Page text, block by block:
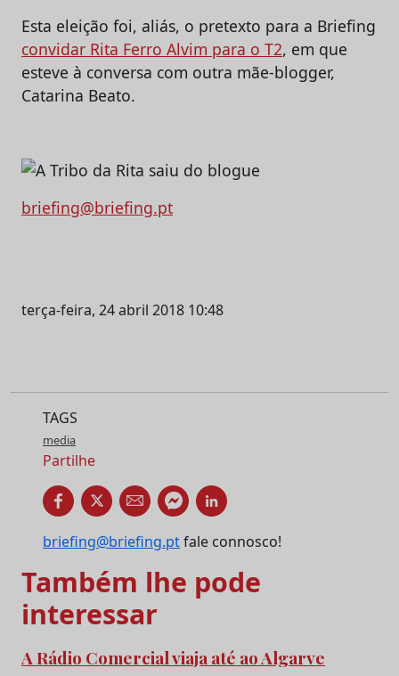
Esta eleição foi, aliás, o pretexto para a Briefing
convidar Rita Ferro Alvim para o T2, em que
esteve à conversa com outra mãe-blogger,
Catarina Beato.
briefing@briefing.pt
terça-feira, 24 abril 2018 10:48
TAGS
media
Partilhe
briefing@briefing.ptfale connosco!
Também lhe pode
interessar
A Rádio Comercial viaja até ao Algarve